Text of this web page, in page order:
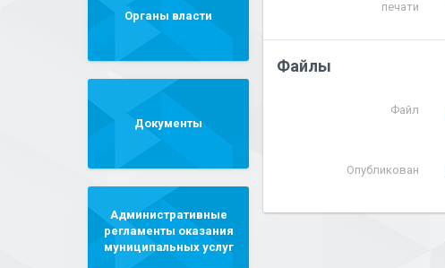
Органы власти
Документы
Административные
регламенты оказания
муниципальных услуг
печати
Файлы
Файл
Опубликован